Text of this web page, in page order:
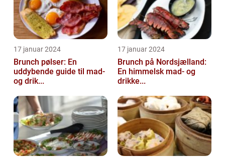
17 januar 2024
Brunch pølser: En
uddybende guide til mad-
og drik...
17 januar 2024
Brunch på Nordsjælland:
En himmelsk mad- og
drikke...